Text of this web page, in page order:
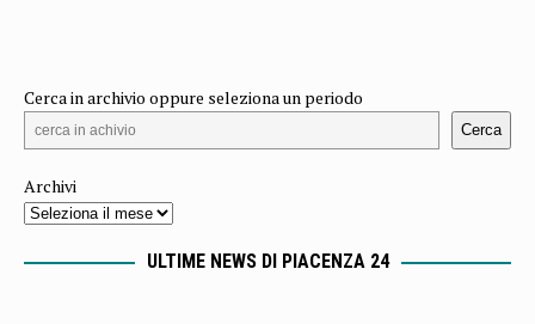
Cerca in archivio oppure seleziona un periodo
Cerca
Archivi
ULTIME NEWS DI PIACENZA 24